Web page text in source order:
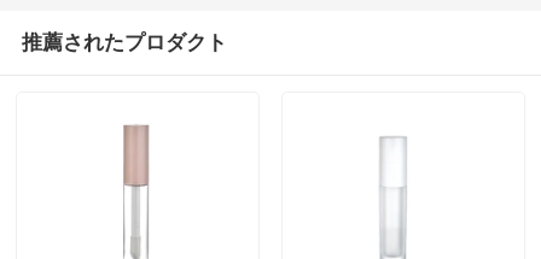
推薦されたプロダクト